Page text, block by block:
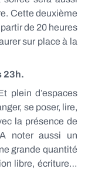
Cette deuxième
de 20 heures
sur place à la
23h.
plein d’espaces
se poser, lire,
la présence de
noter aussi un
grande quantité
libre, écriture…